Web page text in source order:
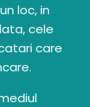
loc, in
cele
care